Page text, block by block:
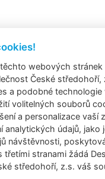
Kontakty
Přidat akci
Přihlášení odběru
Cookies
webových
České středohoří,
a podobné technologie
volitelných souborů
a personalizace vaší
analytických údajů, jako
návštěvnosti,
třetími stranami žádá
středohoří, z.s. váš